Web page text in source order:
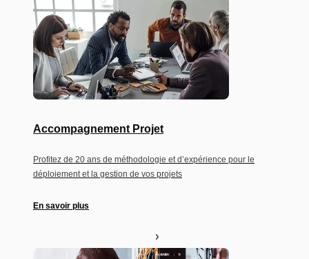
Accompagnement Projet
Profitez de 20 ans de méthodologie et d’expérience pour le
déploiement et la gestion de vos projets
En savoir plus